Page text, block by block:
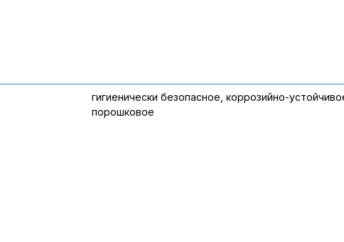
гигиенически безопасное, коррозийно-
порошковое